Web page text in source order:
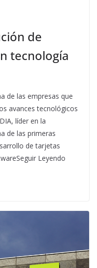
de
tecnología
de las empresas que
avances tecnológicos
líder en la
de las primeras
de tarjetas
Leyendo